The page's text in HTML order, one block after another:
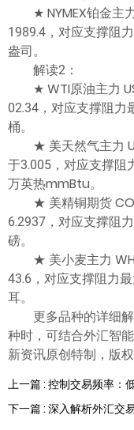
★ NYMEX铂金主
1989.4，对应支撑阻
盎司。
解读2：
★ WTI原油主力
02.34，对应支撑阻
桶。
★ 美天然气主力
于3.005，对应支撑阻
万英热mmBtu。
★ 美精铜期货
6.2937，对应支撑阻
磅。
★ 美小麦主力
43.6，对应支撑阻力
耳。
更多品种的详细
种时，可结合外汇智
新资讯原创特制，版
上一篇 : 控制交易频率：
下一篇 : 深入解析外汇交